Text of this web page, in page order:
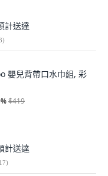
計送達
)
嬰兒背帶口水巾組, 彩
%$419
計送達
)